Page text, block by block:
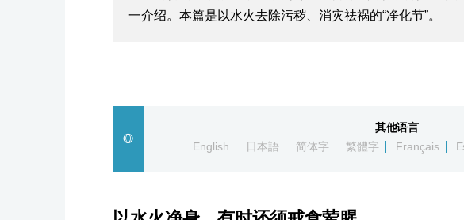
一介绍。本篇是以水火去除污秽、消灾祛祸的“净化节”。
其他语言
English
日本語 简体字 繁體字 Français